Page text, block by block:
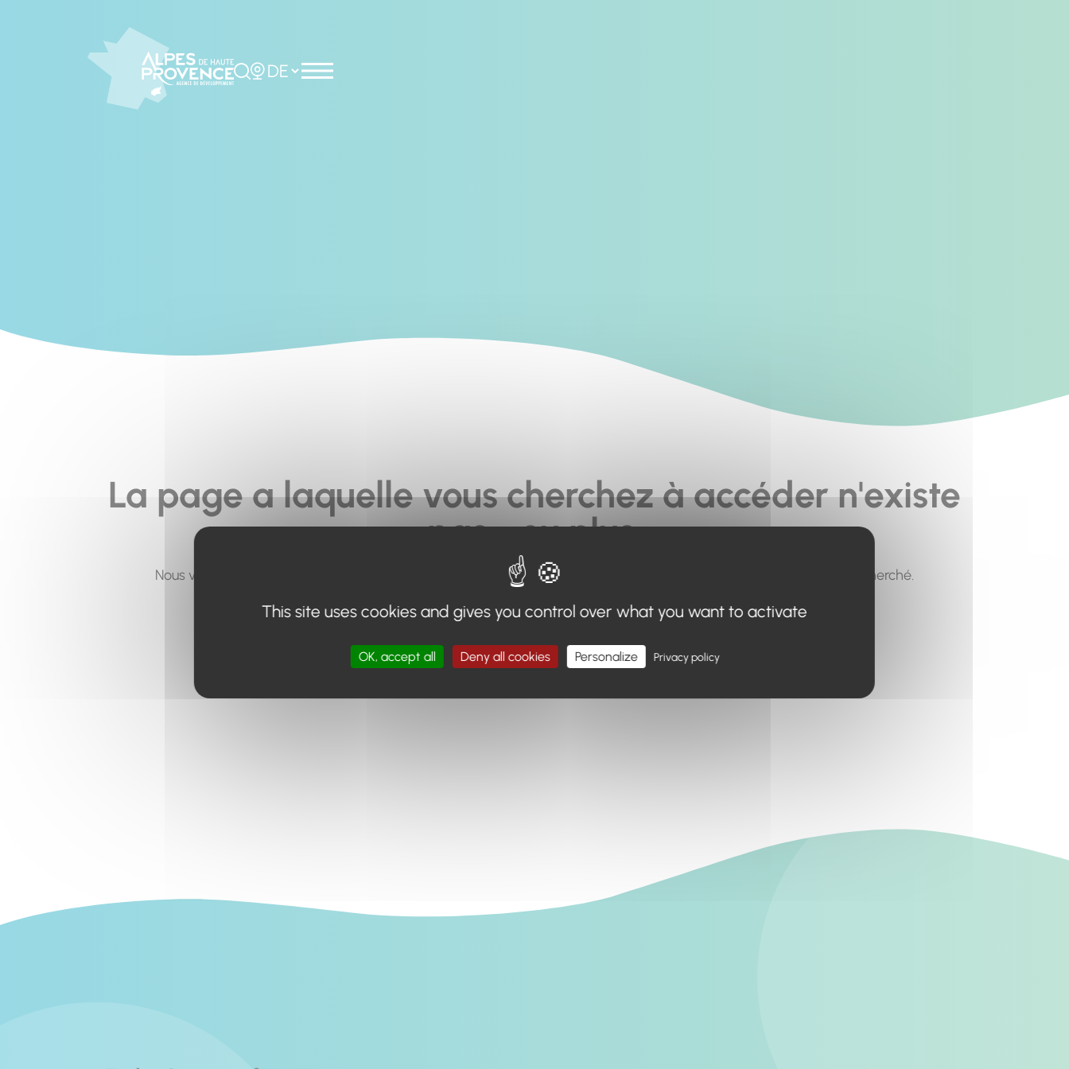
Rechercher
Choisir la langue
La page a laquelle vous cherchez à accéder n'existe
pas... ou plus.
Nous vous invitons à utiliser le moteur de recherche en haut de page, ou à utiliser le menu pour trouver le contenu recherché.
Retour à l'accueil
This site uses cookies and gives you control over what you want to activate
OK, accept all Deny all cookies Personalize Privacy policy